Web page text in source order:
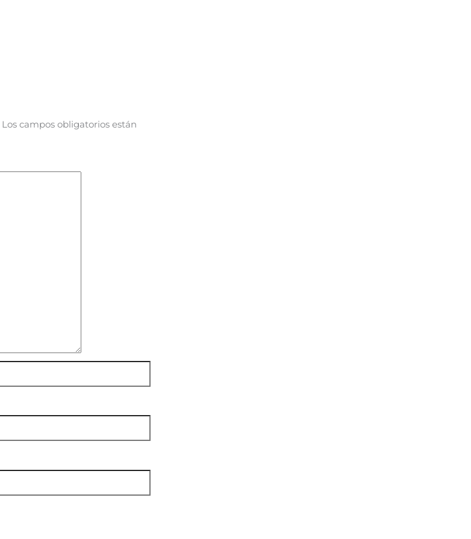
Los campos obligatorios están